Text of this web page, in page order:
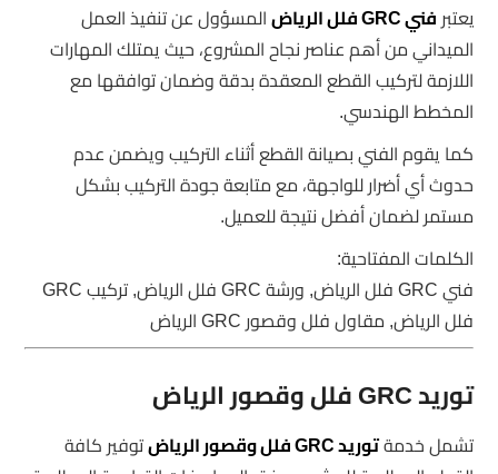
يعتبرفني GRC فلل الرياض
المسؤول عن تنفيذ العمل
الميداني من أهم عناصر نجاح المشروع، حيث يمتلك المهارات
اللازمة لتركيب القطع المعقدة بدقة وضمان توافقها مع
المخطط الهندسي.
كما يقوم الفني بصيانة القطع أثناء التركيب ويضمن عدم
حدوث أي أضرار للواجهة، مع متابعة جودة التركيب بشكل
مستمر لضمان أفضل نتيجة للعميل.
الكلمات المفتاحية:
فني GRC فلل الرياض, ورشة GRC فلل الرياض, تركيب GRC
فلل الرياض, مقاول فلل وقصور GRC الرياض
توريد GRC فلل وقصور الرياض
تشمل خدمةتوريد GRC فلل وقصور الرياض
توفير كافة